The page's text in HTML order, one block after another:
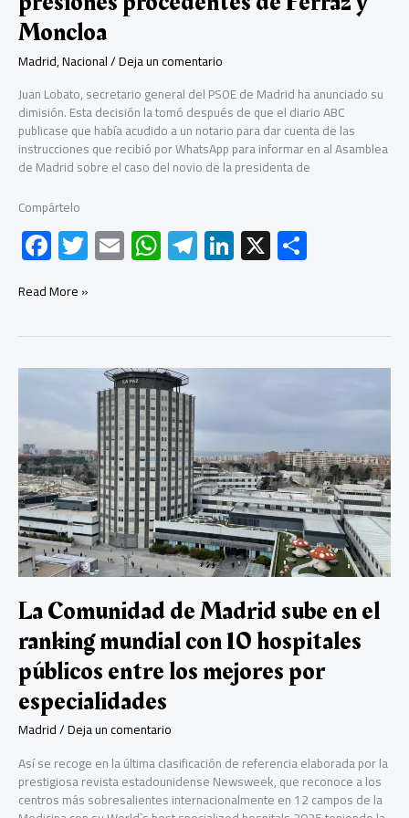
de
“dinamitar
la
Transición”
Moncloa
Madrid,Nacional/Deja un comentario
Juan Lobato, secretario general del PSOE de Madrid ha anunciado su
dimisión. Esta decisión la tomó después de que el diario ABC
publicase que había acudido a un notario para dar cuenta de las
instrucciones que recibió por WhatsApp para informar en al Asamblea
de Madrid sobre el caso del novio de la presidenta de
Compártelo
F
ac
e
b
o
T
wi
er
E
m
W
h
s
A
p
p
Te
le
a
m
Li
nk
dI
n
X
p
ar
Juan
secretario
PSOE
de
Madrid
tras
las
presiones
procedentes
de
Ferraz
y
Moncloa
Read More »
La Comunidad de Madrid sube en el
ranking mundial con 10 hospitales
públicos entre los mejores por
especialidades
Madrid/Deja un comentario
Así se recoge en la última clasificación de referencia elaborada por la
prestigiosa revista estadounidense Newsweek, que reconoce a los
centros más sobresalientes internacionalmente en 12 campos de la